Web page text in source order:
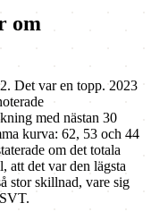
om
Det var en topp. 2023
med nästan 30
kurva: 62, 53 och 44
om det totala
att det var den lägsta
stor skillnad, vare sig